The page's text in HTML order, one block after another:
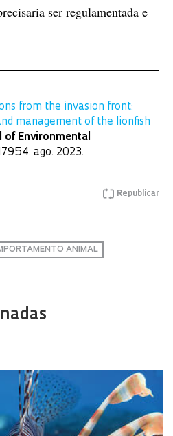
ser regulamentada e
from the invasion front:
management of the lionfish
of Environmental
ago. 2023.
Republicar
ANIMAL